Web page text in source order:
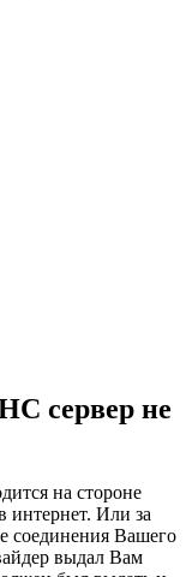
сервер не
на стороне
интернет. Или за
соединения Вашего
выдал Вам